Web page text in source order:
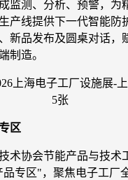
监测、分析、预警，为
产线提供下一代智能防
新品发布及圆桌对话，
制造。
区
术协会节能产品与技术
专区"，聚焦电子工厂